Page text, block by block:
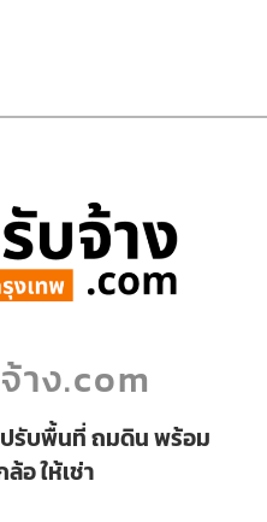
าง.com
รับพื้นที่ ถมดิน พร้อม
อ ให้เช่า